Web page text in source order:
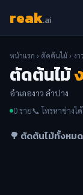
reak.ai
หน้าแรก › ตัดต้นไม้› งาว
ตัดต้นไม้
อำเภองาว ลำปาง
0 ราย📞 โทรหาช่างไ
🌳 ตัดต้นไม้ทั้งหมด